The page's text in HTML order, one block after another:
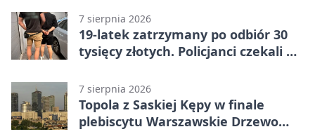
7 sierpnia 2026
19-latek zatrzymany po odbiór 30
tysięcy złotych. Policjanci czekali w
7 sierpnia 2026
Topola z Saskiej Kępy w finale
plebiscytu Warszawskie Drzewo